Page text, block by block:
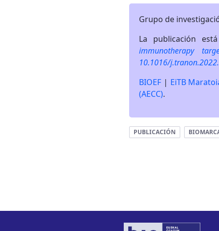
Grupo de
La publicación
immunotherapy
10.1016/
BIOEF | EiTB
(AECC).
PUBLICACIÓN